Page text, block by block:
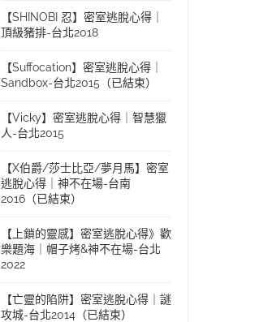
【SHINOBI 忍】密室逃脫心得｜
頂級豬排-台北2018
【Suffocation】密室逃脫心得｜
Sandbox-台北2015（已結束）
【Vicky】密室逃脫心得｜智慧獵
人-台北2015
【X伯爵/莎士比亞/夢月馬】密室
逃脫心得｜神不在場-台南
2016（已結束）
【上鎖的靈感】密室逃脫心得》歡
樂題海｜帽子烤&神不在場-台北
2022
【亡靈的陷阱】密室逃脫心得｜謎
攻城-台北2014（已結束）